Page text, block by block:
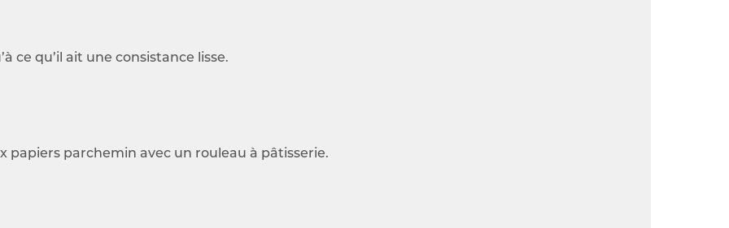
ce qu’il ait une consistance lisse.
parchemin avec un rouleau à pâtisserie.